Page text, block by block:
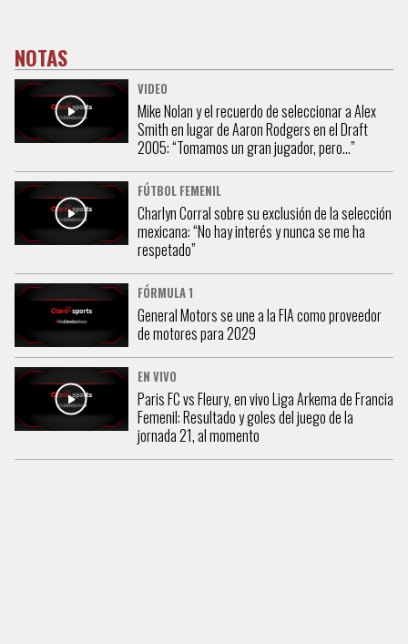
NOTAS
VIDEO
Mike Nolan y el recuerdo de seleccionar a Alex
Smith en lugar de Aaron Rodgers en el Draft
2005: “Tomamos un gran jugador, pero…”
FÚTBOL FEMENIL
Charlyn Corral sobre su exclusión de la selección
mexicana: “No hay interés y nunca se me ha
respetado”
FÓRMULA 1
General Motors se une a la FIA como proveedor
de motores para 2029
EN VIVO
Paris FC vs Fleury, en vivo Liga Arkema de Francia
Femenil: Resultado y goles del juego de la
jornada 21, al momento